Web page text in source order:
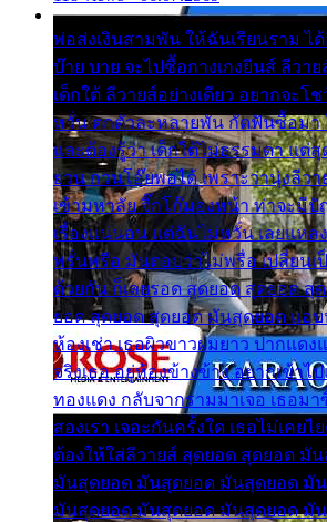
พ่อส่งเงินสามพัน ให้ฉันเรียนราม
บ๊าย บาย จะไปซื้อกางเกงยีนส์ ลีวาย
เด็กใต้ ลีวายส์อย่างเดียว อยากจะโ
หวั่น ตกตัวละหลายพัน กัดฟันซื้อมา
และต้องรู้ว่า เด็กใต้ไม่ธรรมดา แต่สุ
ยวน กวนโอ๊ยพอได้ เพราะว่านุ่งลีว
เข้ามหาลัย จิ๊กโก๊มองหน้า ท่าจะมีปั
เรื่องแน่นอน แต่ฉันไม่หวั่น เลยแหล
พรั่นพรือ มันตอบว่าไม่พรื่อ เปลี่ยนเ
ด้วยกัน ก็เลยรอด สุดยอด สุดยอด สุ
ยอด สุดยอด สุดยอด มันสุดยอด แอ
ห้องเช่า เธอผิวขาวผมยาว ปากแดง
จริงเธอ อยู่ห้องข้างข้าง อยากเข้าไ
ทองแดง กลับจากรามมาเจอ เธอม
สองเรา เจอะกันครั้งใด เธอไม่เคย
ต้องให้ใส่ลีวายส์ สุดยอด สุดยอด มั
มันสุดยอด มันสุดยอด มันสุดยอด มั
มันสุดยอด มันสุดยอด มันสุดยอด มั